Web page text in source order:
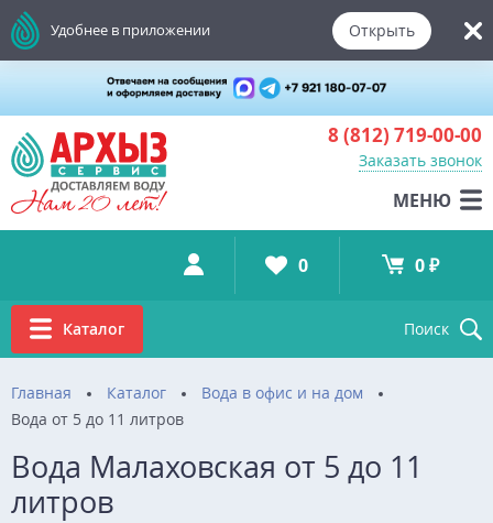
8 (812) 719-00-00
Заказать звонок
МЕНЮ
Удобнее в приложении Открыть
Каталог Поиск
0 0 ₽
Главная Каталог
Вода в офис и на дом
Вода от 5 до 11 литров
Вода Малаховская от 5 до 11
литров